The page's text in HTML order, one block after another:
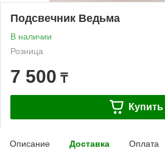
Подсвечник Ведьма
В наличии
Розница
7 500 ₸
Купить
Описание Доставка Оплата